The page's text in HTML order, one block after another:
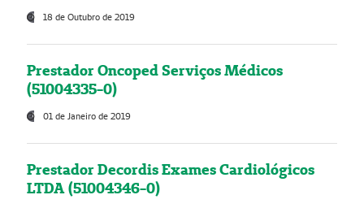
18 de Outubro de 2019
Prestador Oncoped Serviços Médicos
(51004335-0)
01 de Janeiro de 2019
Prestador Decordis Exames Cardiológicos
LTDA (51004346-0)